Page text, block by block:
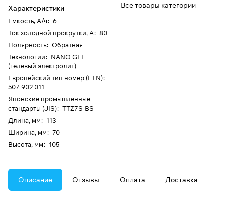
Характеристики
Емкость, А/ч: 6
Ток холодной прокрутки, А: 80
Полярность: Обратная
Технологии: NANO GEL
(гелевый электролит)
Европейский тип номер (ETN):
507 902 011
Японские промышленные
стандарты (JIS): TTZ7S-BS
Длина, мм: 113
Ширина, мм: 70
Высота, мм: 105
Все товары категории
Описание Отзывы Оплата Доставка